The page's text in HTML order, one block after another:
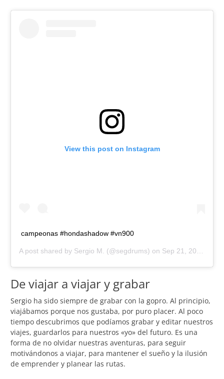
View this post on Instagram
campeonas #hondashadow #vn900
A post shared by Sergio M. (@segdrums) on Sep 21, 2016 at 12:43pm PDT
De viajar a viajar y grabar
Sergio ha sido siempre de grabar con la gopro. Al principio,
viajábamos porque nos gustaba, por puro placer. Al poco
tiempo descubrimos que podíamos grabar y editar nuestros
viajes, guardarlos para nuestros «yo» del futuro. Es una
forma de no olvidar nuestras aventuras, para seguir
motivándonos a viajar, para mantener el sueño y la ilusión
de emprender y planear las rutas.